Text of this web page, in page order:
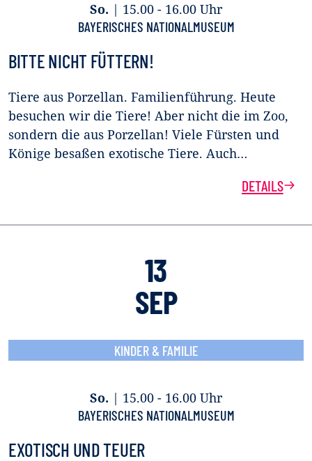
So. | 15.00 - 16.00 Uhr
BAYERISCHES NATIONALMUSEUM
BITTE NICHT FÜTTERN!
Tiere aus Porzellan. Familienführung. Heute
besuchen wir die Tiere! Aber nicht die im Zoo,
sondern die aus Porzellan! Viele Fürsten und
Könige besaßen exotische Tiere. Auch…
DETAILS
13
SEP
KINDER & FAMILIE
So. | 15.00 - 16.00 Uhr
BAYERISCHES NATIONALMUSEUM
EXOTISCH UND TEUER